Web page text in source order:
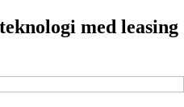
med leasing